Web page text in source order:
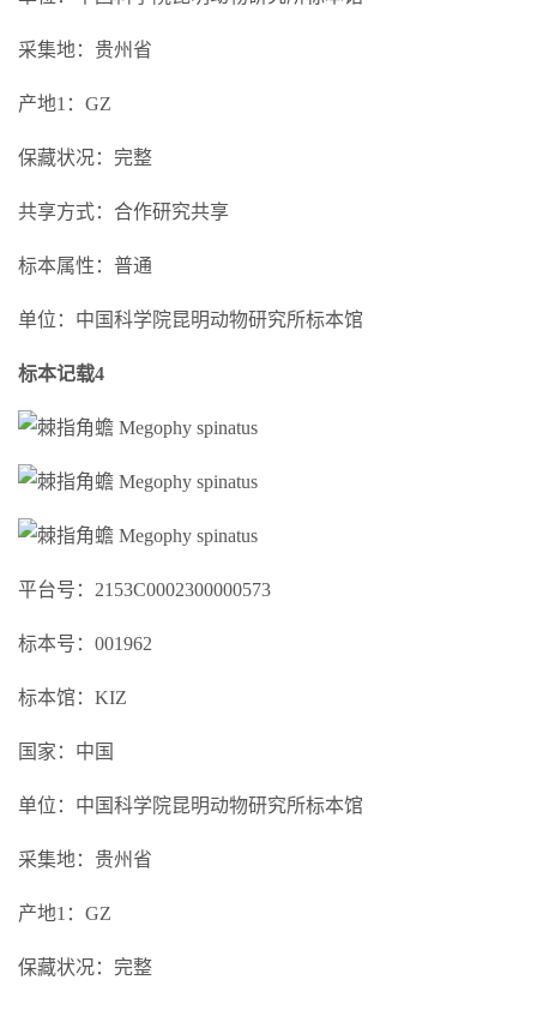
采集地：贵州省
产地1：GZ
保藏状况：完整
共享方式：合作研究共享
标本属性：普通
单位：中国科学院昆明动物研究所标本馆
标本记载4
平台号：2153C0002300000573
标本号：001962
标本馆：KIZ
国家：中国
单位：中国科学院昆明动物研究所标本馆
采集地：贵州省
产地1：GZ
保藏状况：完整